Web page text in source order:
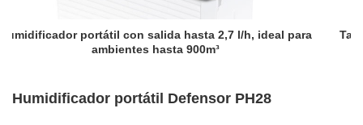
2,7 l/h, ideal para
Tanque de agua de 30 l con ruedas y
un fácil llenado sin cargar
Humidificador portátil Defensor PH28